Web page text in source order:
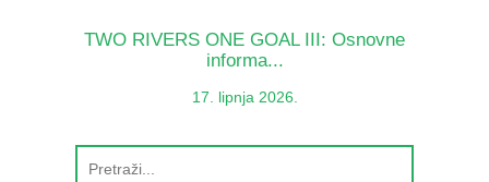
TWO RIVERS ONE GOAL III: Osnovne
informa...
17. lipnja 2026.